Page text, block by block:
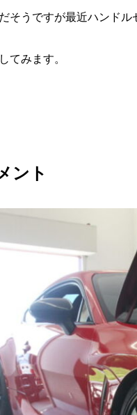
そうですが最近ハンドル
てみます。
ント